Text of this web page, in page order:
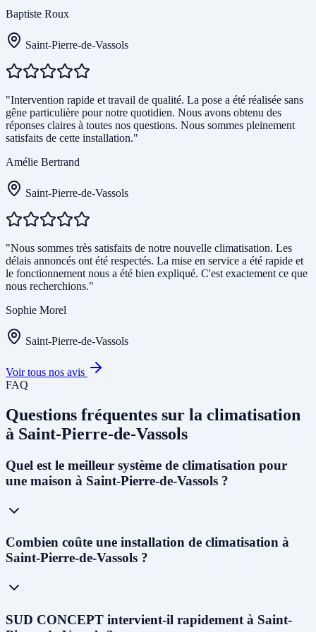
Baptiste Roux
Saint-Pierre-de-Vassols
"Intervention rapide et travail de qualité. La pose a été réalisée sans
gêne particulière pour notre quotidien. Nous avons obtenu des
réponses claires à toutes nos questions. Nous sommes pleinement
satisfaits de cette installation."
Amélie Bertrand
Saint-Pierre-de-Vassols
"Nous sommes très satisfaits de notre nouvelle climatisation. Les
délais annoncés ont été respectés. La mise en service a été rapide et
le fonctionnement nous a été bien expliqué. C'est exactement ce que
nous recherchions."
Sophie Morel
Saint-Pierre-de-Vassols
Voir tous nos avis
FAQ
Questions fréquentes sur la climatisation
à Saint-Pierre-de-Vassols
Quel est le meilleur système de climatisation pour
une maison à Saint-Pierre-de-Vassols ?
À Saint-Pierre-de-Vassols, avec leclimat méditerranéen et les étés
chauds (dépassant souvent 35°C), nous recommandons une
air-air réversible multi-splitpour les maisons individuelles. Elle
économique. Pour remplacer une chaudière gaz ou fioul, la
Combien coûte une installation de climatisation à
Saint-Pierre-de-Vassols ?
Le coût varie selon le système : de1 500 € à 3 000 €pour un mono-
split,
3 000 € à 8 000 €pour un multi-split (2 à 5 pièces), et
SUD CONCEPT intervient-il rapidement à Saint-